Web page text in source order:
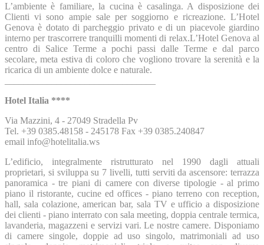
L’ambiente è familiare, la cucina è casalinga. A disposizione dei
Clienti vi sono ampie sale per soggiorno e ricreazione. L’Hotel
Genova è dotato di parcheggio privato e di un piacevole giardino
interno per trascorrere tranquilli momenti di relax.L’Hotel Genova al
centro di Salice Terme a pochi passi dalle Terme e dal parco
secolare, meta estiva di coloro che vogliono trovare la serenità e la
ricarica di un ambiente dolce e naturale.
Hotel Italia ****
Via Mazzini, 4 - 27049 Stradella Pv
Tel. +39 0385.48158 - 245178 Fax +39 0385.240847
email info@hotelitalia.ws
L’edificio, integralmente ristrutturato nel 1990 dagli attuali
proprietari, si sviluppa su 7 livelli, tutti serviti da ascensore: terrazza
panoramica - tre piani di camere con diverse tipologie - al primo
piano il ristorante, cucine ed offices - piano terreno con reception,
hall, sala colazione, american bar, sala TV e ufficio a disposizione
dei clienti - piano interrato con sala meeting, doppia centrale termica,
lavanderia, magazzeni e servizi vari. Le nostre camere. Disponiamo
di camere singole, doppie ad uso singolo, matrimoniali ad uso